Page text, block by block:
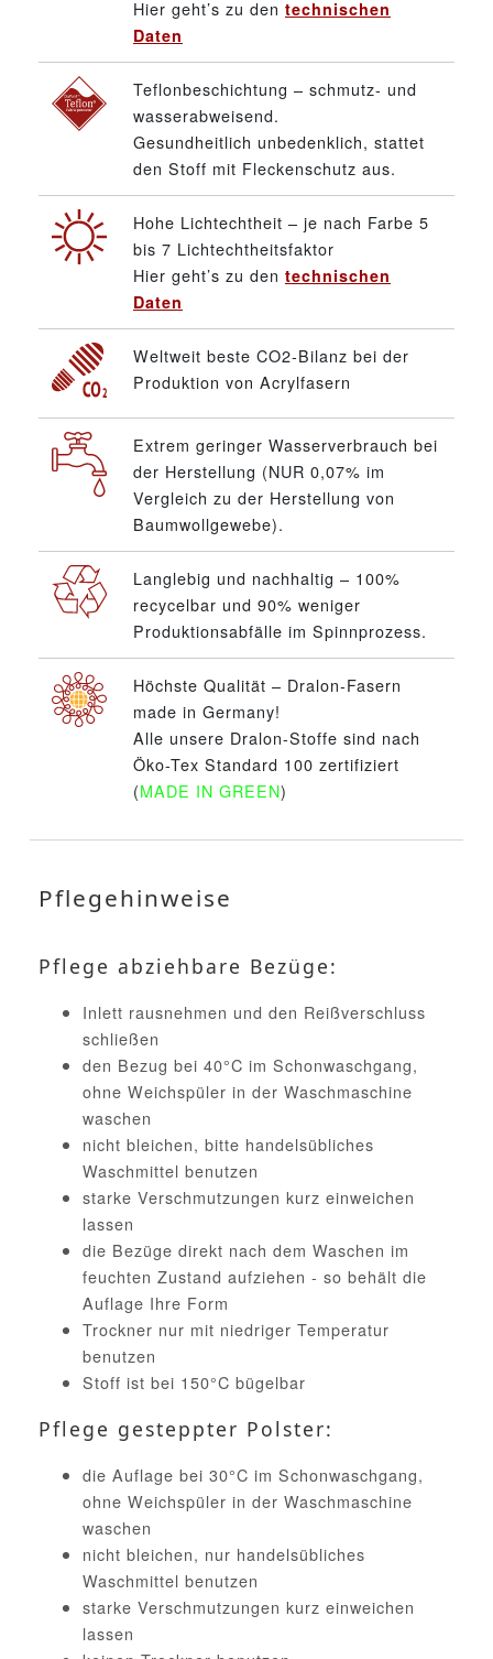
Hier geht’s zu den technischen
Daten
Teflonbeschichtung – schmutz- und
wasserabweisend.
Gesundheitlich unbedenklich, stattet
den Stoff mit Fleckenschutz aus.
Hohe Lichtechtheit – je nach Farbe 5
bis 7 Lichtechtheitsfaktor
Hier geht’s zu den technischen
Daten
Weltweit beste CO2-Bilanz bei der
Produktion von Acrylfasern
Extrem geringer Wasserverbrauch bei
der Herstellung (NUR 0,07% im
Vergleich zu der Herstellung von
Baumwollgewebe).
Langlebig und nachhaltig – 100%
recycelbar und 90% weniger
Produktionsabfälle im Spinnprozess.
Höchste Qualität – Dralon-Fasern
made in Germany!
Alle unsere Dralon-Stoffe sind nach
Öko-Tex Standard 100 zertifiziert
(MADE IN GREEN)
Pflegehinweise
Pflege abziehbare Bezüge:
Inlett rausnehmen und den Reißverschluss
schließen
den Bezug bei 40°C im Schonwaschgang,
ohne Weichspüler in der Waschmaschine
waschen
nicht bleichen, bitte handelsübliches
Waschmittel benutzen
starke Verschmutzungen kurz einweichen
lassen
die Bezüge direkt nach dem Waschen im
feuchten Zustand aufziehen - so behält die
Auflage Ihre Form
Trockner nur mit niedriger Temperatur
benutzen
Stoff ist bei 150°C bügelbar
Pflege gesteppter Polster:
die Auflage bei 30°C im Schonwaschgang,
ohne Weichspüler in der Waschmaschine
waschen
nicht bleichen, nur handelsübliches
Waschmittel benutzen
starke Verschmutzungen kurz einweichen
lassen